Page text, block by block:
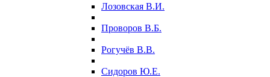
Лозовская В.И.
Проворов В.Б.
Рогучёв В.В.
Сидоров Ю.Е.